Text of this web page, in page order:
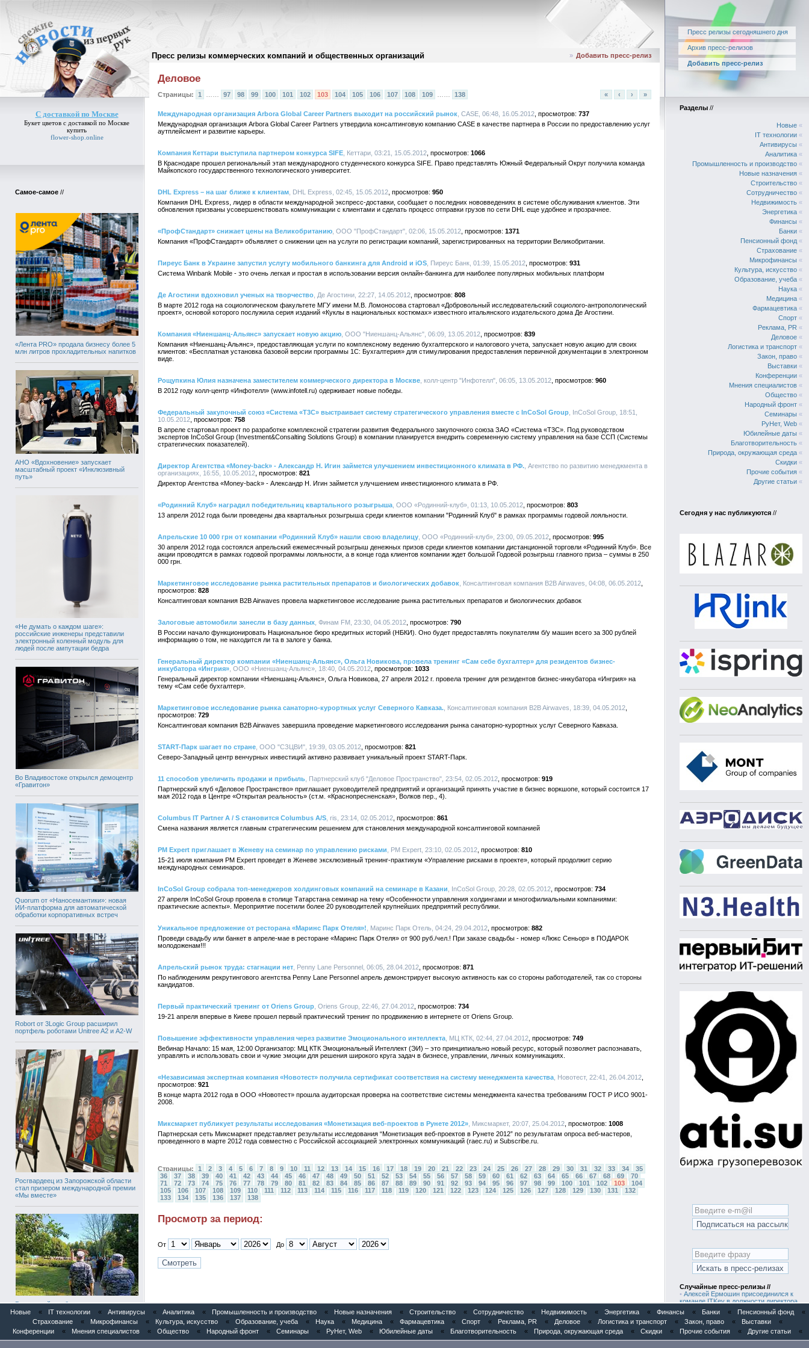
Пресс релизы коммерческих компаний и общественных организаций
Пресс релизы сегодняшнего дня
Архив пресс-релизов
Добавить пресс-релиз
С доставкой по Москве
Букет цветов с доставкой по Москве
купить
flower-shop.online
Самое-самое //
«Лента PRO» продала бизнесу более 5
млн литров прохладительных напитков
АНО «Вдохновение» запускает
масштабный проект «Инклюзивный
путь»
«Не думать о каждом шаге»:
российские инженеры представили
электронный коленный модуль для
людей после ампутации бедра
Во Владивостоке открылся демоцентр
«Гравитон»
Quorum от «Наносемантики»: новая
ИИ-платформа для автоматической
обработки корпоративных встреч
Robort от 3Logic Group расширил
портфель роботами Unitree A2 и A2-W
Росгвардеец из Запорожской области
стал призером международной премии
«Мы вместе»
Росгвардейцы обеспечили
безопасность во время празднования
Дня ВДВ
Архив пресс-релизов// » Добавить пресс-релиз
Деловое
Страницы: 1 97 98 99 100 101 102 103 104 105 106 107 108 109 138 « ‹ › »
Международная организация Arbora Global Career Partners выходит на российский рынок , CASE, 06:48, 16.05.2012
737
Международная организация Arbora Global Career Partners утвердила консалтинговую компанию CASE в качестве партнера в России по предоставлению услуг
аутплейсмент и развитие карьеры.
Компания Кеттари выступила партнером конкурса SIFE , Кеттари, 03:21, 15.05.2012
1066
В Краснодаре прошел региональный этап международного студенческого конкурса SIFE. Право представлять Южный Федеральный Округ получила команда
Майкопского государственного технологического университет.
DHL Express – на шаг ближе к клиентам , DHL Express, 02:45, 15.05.2012
950
Компания DHL Express, лидер в области международной экспресс-доставки, сообщает о последних нововведениях в системе обслуживания клиентов. Эти
обновления призваны усовершенствовать коммуникации с клиентами и сделать процесс отправки грузов по сети DHL еще удобнее и прозрачнее.
«ПрофСтандарт» снижает цены на Великобританию , ООО "ПрофСтандарт", 02:06, 15.05.2012
1371
Компания «ПрофСтандарт» объявляет о снижении цен на услуги по регистрации компаний, зарегистрированных на территории Великобритании.
Пиреус Банк в Украине запустил услугу мобильного банкинга для Android и iOS , Пиреус Банк, 01:39, 15.05.2012
931
Система Winbank Mobile - это очень легкая и простая в использовании версия онлайн-банкинга для наиболее популярных мобильных платформ
Де Агостини вдохновил ученых на творчество , Де Агостини, 22:27, 14.05.2012
808
В марте 2012 года на социологическом факультете МГУ имени М.В. Ломоносова стартовал «Добровольный исследовательский социолого-антропологический
проект», основой которого послужила серия изданий «Куклы в национальных костюмах» известного итальянского издательского дома Де Агостини.
Компания «Ниеншанц-Альянс» запускает новую акцию , ООО "Ниеншанц-Альянс", 06:09, 13.05.2012
839
Компания «Ниеншанц-Альянс», предоставляющая услуги по комплексному ведению бухгалтерского и налогового учета, запускает новую акцию для своих
клиентов: «Бесплатная установка базовой версии программы 1С: Бухгалтерия» для стимулирования предоставления первичной документации в электронном
виде.
Рощупкина Юлия назначена заместителем коммерческого директора в Москве , колл-центр "Инфотелл", 06:05, 13.05.2012
960
В 2012 году колл-центр «Инфотелл» (www.infotell.ru) одерживает новые победы.
Федеральный закупочный союз «Система «Т3С» выстраивает систему стратегического управления вместе с InCoSol Group , InCoSol Group, 18:51,
10.05.2012
758
В апреле стартовал проект по разработке комплексной стратегии развития Федерального закупочного союза ЗАО «Система «Т3С». Под руководством
экспертов InCoSol Group (Investment&Consalting Solutions Group) в компании планируется внедрить современную систему управления на базе ССП (Системы
стратегических показателей).
Директор Агентства «Money-back» - Александр Н. Игин займется улучшением инвестиционного климата в РФ. , Агентство по развитию менеджмента в
организациях, 16:55, 10.05.2012
821
Директор Агентства «Money-back» - Александр Н. Игин займется улучшением инвестиционного климата в РФ.
«Родинний Клуб» наградил победительниц квартального розыгрыша , ООО «Родинний-клуб», 01:13, 10.05.2012
803
13 апреля 2012 года были проведены два квартальных розыгрыша среди клиентов компании "Родинний Клуб" в рамках программы годовой лояльности.
Апрельские 10 000 грн от компании «Родинний Клуб» нашли свою владелицу , ООО «Родинний-клуб», 23:00, 09.05.2012
995
30 апреля 2012 года состоялся апрельский ежемесячный розыгрыш денежных призов среди клиентов компании дистанционной торговли «Родинний Клуб». Все
акции проводятся в рамках годовой программы лояльности, а в конце года клиентов компании ждет большой Годовой розыгрыш главного приза – суммы в 250
000 грн.
Маркетинговое исследование рынка растительных препаратов и биологических добавок , Консалтинговая компания B2B Airwaves, 04:08, 06.05.2012
828
Консалтинговая компания B2B Airwaves провела маркетинговое исследование рынка растительных препаратов и биологических добавок
Залоговые автомобили занесли в базу данных , Финам FM, 23:30, 04.05.2012
790
В России начало функционировать Национальное бюро кредитных историй (НБКИ). Оно будет предоставлять покупателям б/у машин всего за 300 рублей
информацию о том, не находится ли та в залоге у банка.
Генеральный директор компании «Ниеншанц-Альянс», Ольга Новикова, провела тренинг «Сам себе бухгалтер» для резидентов бизнес-
инкубатора «Ингрия» , ООО «Ниеншанц-Альянс», 18:40, 04.05.2012
1033
Генеральный директор компании «Ниеншанц-Альянс», Ольга Новикова, 27 апреля 2012 г. провела тренинг для резидентов бизнес-инкубатора «Ингрия» на
тему «Сам себе бухгалтер».
Маркетинговое исследование рынка санаторно-курортных услуг Северного Кавказа. , Консалтинговая компания B2B Airwaves, 18:39, 04.05.2012
729
Консалтинговая компания B2B Airwaves завершила проведение маркетингового исследования рынка санаторно-курортных услуг Северного Кавказа.
START-Парк шагает по стране , ООО "СЗЦВИ", 19:39, 03.05.2012
821
Северо-Западный центр венчурных инвестиций активно развивает уникальный проект START-Парк.
11 способов увеличить продажи и прибыль , Партнерский клуб "Деловое Пространство", 23:54, 02.05.2012
919
Партнерский клуб «Деловое Пространство» приглашает руководителей предприятий и организаций принять участие в бизнес воркшопе, который состоится 17
мая 2012 года в Центре «Открытая реальность» (ст.м. «Краснопресненская», Волков пер., 4).
Columbus IT Partner A / S становится Columbus A/S , ris, 23:14, 02.05.2012
861
Смена названия является главным стратегическим решением для становления международной консалтинговой компанией
PM Expert приглашает в Женеву на семинар по управлению рисками , PM Expert, 23:10, 02.05.2012
810
15-21 июля компания PM Expert проведет в Женеве эксклюзивный тренинг-практикум «Управление рисками в проекте», который продолжит серию
международных семинаров.
InCoSol Group собрала топ-менеджеров холдинговых компаний на семинаре в Казани , InCoSol Group, 20:28, 02.05.2012
734
27 апреля InCoSol Group провела в столице Татарстана семинар на тему «Особенности управления холдингами и многофилиальными компаниями:
практические аспекты». Мероприятие посетили более 20 руководителей крупнейших предприятий республики.
Уникальное предложение от ресторана «Маринс Парк Отеля»! , Маринс Парк Отель, 04:24, 29.04.2012
882
Проведи свадьбу или банкет в апреле-мае в ресторане «Маринс Парк Отеля» от 900 руб./чел.! При заказе свадьбы - номер «Люкс Сеньор» в ПОДАРОК
молодоженам!!!
Апрельский рынок труда: стагнации нет , Penny Lane Personnel, 06:05, 28.04.2012
871
По наблюдениям рекрутингового агентства Penny Lane Personnel апрель демонстрирует высокую активность как со стороны работодателей, так со стороны
кандидатов.
Первый практический тренинг от Oriens Group , Oriens Group, 22:46, 27.04.2012
734
19-21 апреля впервые в Киеве прошел первый практический тренинг по продвижению в интернете от Oriens Group.
Повышение эффективности управления через развитие Эмоционального интеллекта , МЦ КТК, 02:44, 27.04.2012
749
Вебинар Начало: 15 мая, 12:00 Организатор: МЦ КТК Эмоциональный Интеллект (ЭИ) – это принципиально новый ресурс, который позволяет распознавать,
управлять и использовать свои и чужие эмоции для решения широкого круга задач в бизнесе, управлении, личных коммуникациях.
«Независимая экспертная компания «Новотест» получила сертификат соответствия на систему менеджмента качества , Новотест, 22:41, 26.04.2012
921
В конце марта 2012 года в ООО «Новотест» прошла аудиторская проверка на соответствие системы менеджмента качества требованиям ГОСТ Р ИСО 9001-
2008.
Миксмаркет публикует результаты исследования «Монетизация веб-проектов в Рунете 2012» , Миксмаркет, 20:07, 25.04.2012
1008
Партнерская сеть Миксмаркет представляет результаты исследования “Монетизация веб-проектов в Рунете 2012” по результатам опроса веб-мастеров,
проведенного в марте 2012 года совместно с Российской ассоциацией электронных коммуникаций (raec.ru) и Subscribe.ru.
Страницы: 1 2 3 4 5 6 7 8 9 10 11 12 13 14 15 16 17 18 19 20 21 22 23 24 25 26 27 28 29 30 31 32 33 34
35
36
37 38 39 40 41 42 43 44 45 46 47 48 49 50 51 52 53 54 55 56 57 58 59 60 61 62 63 64 65 66 67 68 69
70
71
72 73 74 75 76 77 78 79 80 81 82 83 84 85 86 87 88 89 90 91 92 93 94 95 96 97 98 99 100 101 102 103
104
105
106 107 108 109 110 111 112 113 114 115 116 117 118 119 120 121 122 123 124 125 126 127 128 129 130 131
132
133
134 135 136 137 138
Просмотр за период:
От До
Разделы //
Новые «
IT технологии «
Антивирусы «
Аналитика «
Промышленность и производство «
Новые назначения «
Строительство «
Сотрудничество «
Недвижимость «
Энергетика «
Финансы «
Банки «
Пенсионный фонд «
Страхование «
Микрофинансы «
Культура, искусство «
Образование, учеба «
Наука «
Медицина «
Фармацевтика «
Спорт «
Реклама, PR «
Деловое «
Логистика и транспорт «
Закон, право «
Выставки «
Конференции «
Мнения специалистов «
Общество «
Народный фронт «
Семинары «
РуНет, Web «
Юбилейные даты «
Благотворительность «
Природа, окружающая среда «
Скидки «
Прочие события «
Другие статьи «
Сегодня у нас публикуются //
Случайные пресс-релизы //
• Алексей Ермошин присоединился к
команде ITKey в должности директора
по продукту
•Анализ рынка панелей фасадных из
полипропилена в России
•Анализ рынка элементов вентиляции
кровли (подкровельного пространства)
Новые « IT технологии « Антивирусы « Аналитика « Промышленность и производство « Новые назначения « Строительство « Сотрудничество « Недвижимость « Энергетика « Финансы « Банки « Пенсионный фонд
«
Страхование
« Микрофинансы « Культура, искусство « Образование, учеба « Наука « Медицина « Фармацевтика « Спорт « Реклама, PR « Деловое « Логистика и транспорт « Закон, право « Выставки
«
Конференции
« Мнения специалистов « Общество « Народный фронт « Семинары « РуНет, Web « Юбилейные даты « Благотворительность « Природа, окружающая среда « Скидки « Прочие события « Другие статьи «